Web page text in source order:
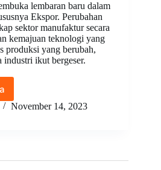
lembaran baru dalam
Ekspor. Perubahan
sektor manufaktur secara
kemajuan teknologi yang
produksi yang berubah,
industri ikut bergeser.
November 14, 2023